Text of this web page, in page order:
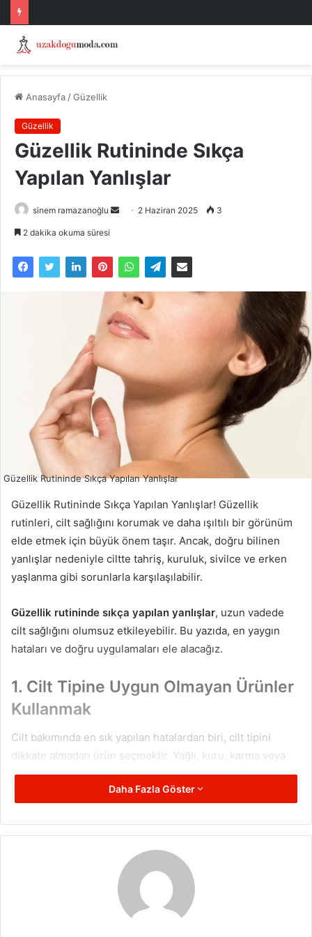
Anasayfa /Güzellik
Güzellik
Güzellik Rutininde Sıkça
Yapılan Yanlışlar
sinem ramazanoğlu
Bir
göndermek
2 Haziran 2025 3
2 dakika okuma süresi
Güzellik Rutininde Sıkça Yapılan Yanlışlar
Güzellik Rutininde Sıkça Yapılan Yanlışlar! Güzellik
rutinleri, cilt sağlığını korumak ve daha ışıltılı bir görünüm
elde etmek için büyük önem taşır. Ancak, doğru bilinen
yanlışlar nedeniyle ciltte tahriş, kuruluk, sivilce ve erken
yaşlanma gibi sorunlarla karşılaşılabilir.
Güzellik rutininde sıkça yapılan yanlışlar, uzun vadede
cilt sağlığını olumsuz etkileyebilir. Bu yazıda, en yaygın
hataları ve doğru uygulamaları ele alacağız.
1. Cilt Tipine Uygun Olmayan Ürünler
Kullanmak
Cilt bakımında en sık yapılan hatalardan biri, cilt tipini
dikkate almadan ürün seçmektir. Yağlı, kuru, karma veya
hassas ciltlerin ihtiyaçları birbirinden farklıdır. Örneğin,
yağlı ciltler için üretilen temizleyiciler, kuru ciltlerde
Cilt analizi yaptırın:
Dermatolog kontrolünde cilt
Nem dengesini koruyun:
Kuru ciltler hyaluronik asit
Daha Fazla Göster